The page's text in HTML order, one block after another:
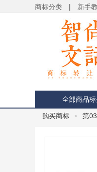
商标分类 | 新手
全部商品
购买商标 > 第